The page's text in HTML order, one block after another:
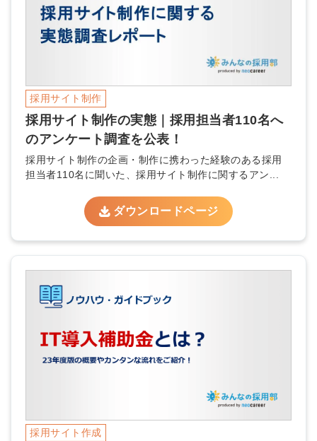
採用サイト制作
採用サイト制作の実態｜採用担当者110名へ
のアンケート調査を公表！
採用サイト制作の企画・制作に携わった経験のある採用
担当者110名に聞いた、採用サイト制作に関するアン...
ダウンロードページ
採用サイト作成